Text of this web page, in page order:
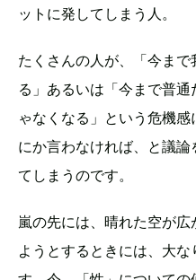
ットに発してしまう人。
たくさんの人が、「今ま
る」あるいは「今まで普
ゃなくなる」という危機
にか言わなければ、と議論
てしまうのです。
嵐の先には、晴れた空が
ようとするときには、大